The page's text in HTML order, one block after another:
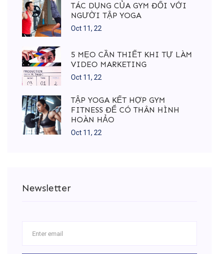
TÁC DỤNG CỦA GYM ĐỐI VỚI
NGƯỜI TẬP YOGA
Oct 11, 22
5 MẸO CẦN THIẾT KHI TỰ LÀM
VIDEO MARKETING
Oct 11, 22
TẬP YOGA KẾT HỢP GYM
FITNESS ĐỂ CÓ THÂN HÌNH
HOÀN HẢO
Oct 11, 22
Newsletter